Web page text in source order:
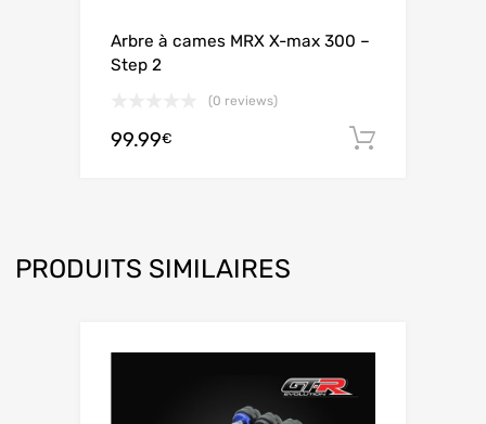
Arbre à cames MRX X-max 300 –
Step 2
(0 reviews)
99.99€
PRODUITS SIMILAIRES